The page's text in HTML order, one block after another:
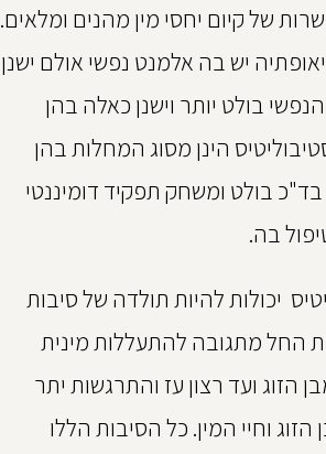
של קיום יחסי מין מהנים ומלאים.
יש בה אלמנט נפשי אולם ישנן
בולט יותר וישנן כאלה בהן
הינן מסוג המחלות בהן
בולט ומשחק תפקיד דומיננטי
בה.
יכולות להיות תולדה של סיבות
החל מתגובה להתעללות מינית
הזוג ועד רצון עז והתרגשות יתר
וחיי המין. כל הסיבות הללו